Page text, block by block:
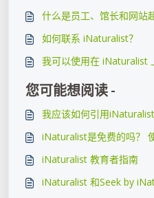
什么是员工、馆长和网站
如何联系 iNaturalist？
我可以使用在 iNaturalist
您可能想阅读 -
我应该如何引用iNaturalist
iNaturalist是免费的吗？
iNaturalist 教育者指南
iNaturalist 和Seek by